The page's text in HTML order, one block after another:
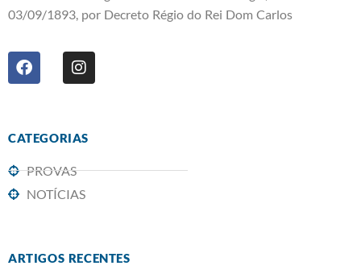
03/09/1893, por Decreto Régio do Rei Dom Carlos
CATEGORIAS
PROVAS
NOTÍCIAS
ARTIGOS RECENTES